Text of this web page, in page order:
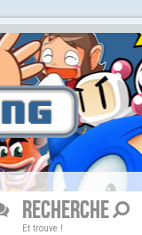
RECHERCHE
Et trouve !